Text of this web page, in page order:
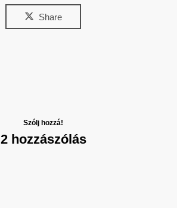
Share
Szólj hozzá!
2 hozzászólás